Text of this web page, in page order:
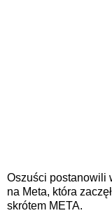
Oszuści postanowili
na Meta, która
skrótem META.